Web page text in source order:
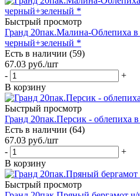
Быстрый просмотр
Гранд 20пак.Малина-Облепиха в
черный+зеленый *
Есть в наличии (59)
67.03 руб./шт
-
+
В корзину
Быстрый просмотр
Гранд 20пак.Персик - облепиха
Есть в наличии (64)
67.03 руб./шт
-
+
В корзину
Быстрый просмотр